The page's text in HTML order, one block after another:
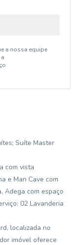
a nossa equipe
Suíte Master
com vista
e Man Cave com
Adega com espaço
02 Lavanderia
localizada no
imóvel oferece